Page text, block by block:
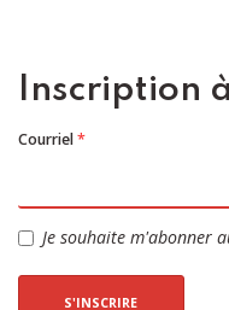
Inscription
Courriel*
Je souhaite m'abonner
S'INSCRIRE